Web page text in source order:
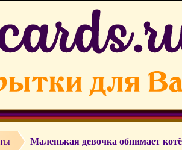
Маленькая девочка обнимает